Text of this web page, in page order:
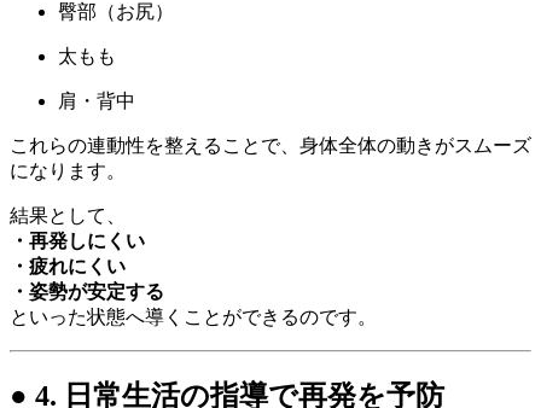
臀部（お尻）
太もも
肩・背中
これらの連動性を整えることで、身体全体の動きがスムーズ
になります。
結果として、
・再発しにくい
・疲れにくい
・姿勢が安定する
といった状態へ導くことができるのです。
● 4. 日常生活の指導で再発を予防